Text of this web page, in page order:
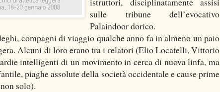
sulle tribune dell’evocativo
Palaindoor dorico.
compagni di viaggio qualche anno fa in almeno un paio
Alcuni di loro erano tra i relatori (Elio Locatelli, Vittorio
intelligenti di un movimento in cerca di nuova linfa, ma
piaghe assolute della società occidentale e cause prime
solo).